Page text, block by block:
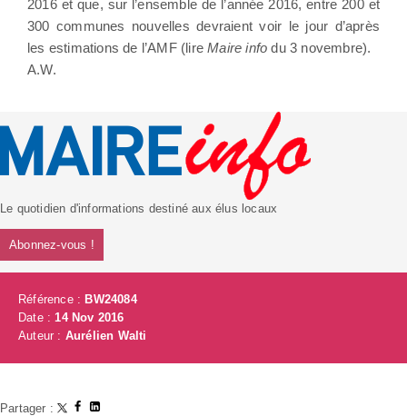
2016 et que, sur l’ensemble de l’année 2016, entre 200 et
300 communes nouvelles devraient voir le jour d’après
les estimations de l’AMF (lireMaire infodu 3 novembre).
A.W.
Le quotidien d'informations destiné aux élus locaux
Abonnez-vous !
Référence :BW24084
Date : 14 Nov 2016
Auteur : Aurélien Walti
Partager :